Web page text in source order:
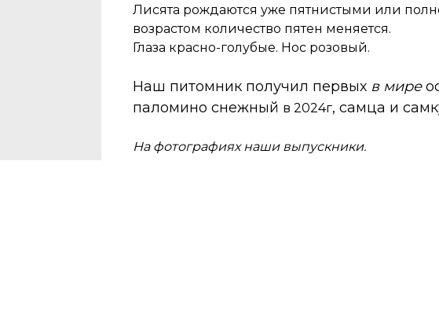
Лисята рождаются уже пятнистыми или
возрастом количество пятен меняется.
Глаза красно-голубые. Нос розовый.
Наш питомник получил первых в мире
паломино снежный в 2024г, самца и
На фотографиях наши выпускники.